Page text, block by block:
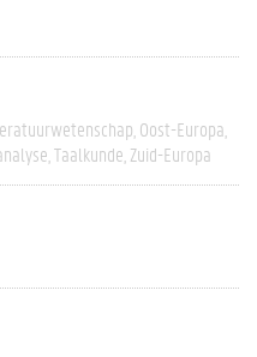
Oost-Europa
Taalkunde Zuid-Europa